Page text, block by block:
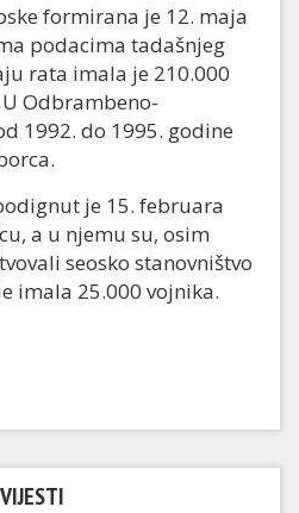
formirana je 12. maja
podacima tadašnjeg
rata imala je 210.000
Odbrambeno-
1992. do 1995. godine
je 15. februara
a u njemu su, osim
seosko stanovništvo
imala 25.000 vojnika.
VIJESTI